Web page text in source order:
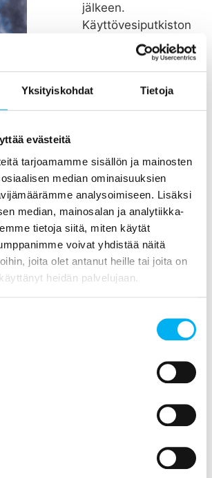
Yksityiskohdat Tietoja
evästeitä
tarjoamamme sisällön ja mainosten
median ominaisuuksien
analysoimiseen. Lisäksi
median, mainosalan ja analytiikka-
tietoja siitä, miten käytät
voivat yhdistää näitä
joita olet antanut heille tai joita on
heidän palvelujaan.
jälkeen.
Käyttövesiputkiston
remonttiväli
vuotta.
Rakenteiden
putkien
pienikin
vuoto voi
aiheuttaa
mittavat
kosteusvauriot,
kuten
vesivahingon
talorakenteiden
homehtumisen.
Viemäriremontti
rakennukseen